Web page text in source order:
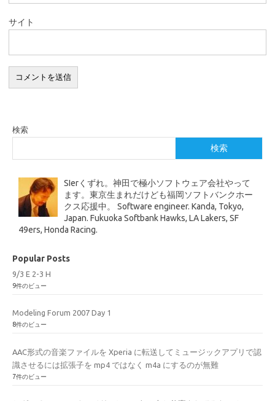
サイト
検索
検索
SIerくずれ。神田で極小ソフトウェア会社やって
ます。東京生まれだけども福岡ソフトバンクホー
クス応援中。 Software engineer. Kanda, Tokyo,
Japan. Fukuoka Softbank Hawks, LA Lakers, SF
49ers, Honda Racing.
Popular Posts
9/3 E 2-3 H
9件のビュー
Modeling Forum 2007 Day 1
8件のビュー
AAC形式の音楽ファイルを Xperia に転送してミュージックアプリで認
識させるには拡張子を mp4 ではなく m4a にするのが無難
7件のビュー